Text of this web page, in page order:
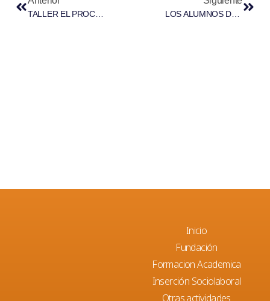
TALLER EL PROCEDIMIENTO ANTE EL TAMIB
Inicio
Fundación
Formacion Academica
Inserción Sociolaboral
Otras actividades